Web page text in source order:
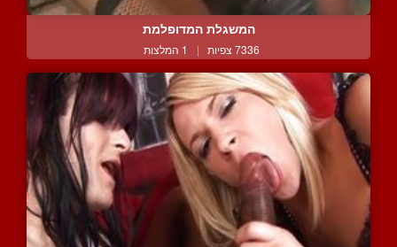
המשגלת המדופלמת
7336 צפיות | 1 המלצות